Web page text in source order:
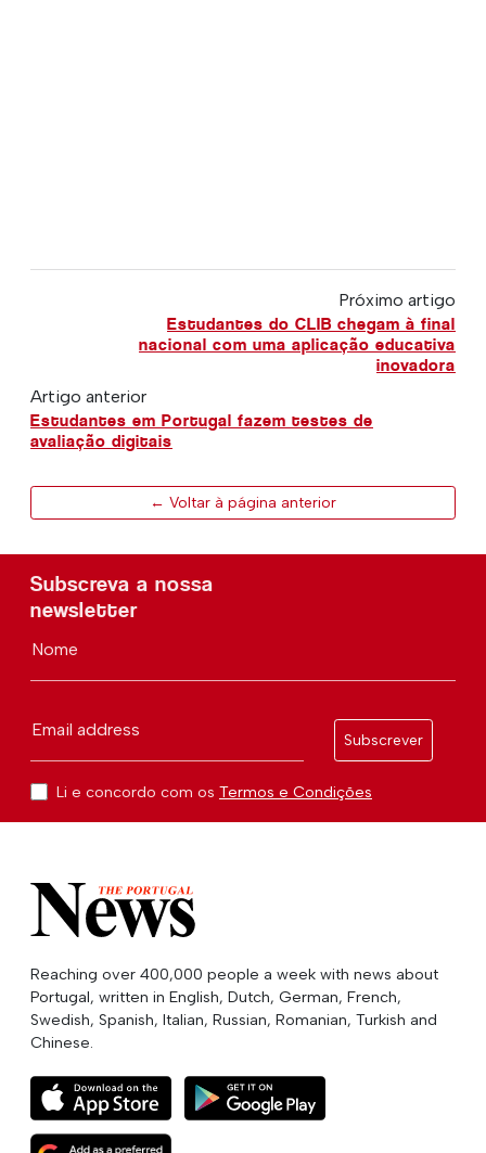
Próximo artigo
Estudantes do CLIB chegam à final
nacional com uma aplicação educativa
inovadora
Artigo anterior
Estudantes em Portugal fazem testes de
avaliação digitais
← Voltar à página anterior
Subscreva a nossa
newsletter
Nome
Email address
Subscrever
Li e concordo com os Termos e Condições
Reaching over 400,000 people a week with news about
Portugal, written in English, Dutch, German, French,
Swedish, Spanish, Italian, Russian, Romanian, Turkish and
Chinese.